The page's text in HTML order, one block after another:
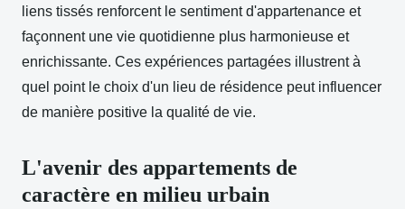
liens tissés renforcent le sentiment d'appartenance et
façonnent une vie quotidienne plus harmonieuse et
enrichissante. Ces expériences partagées illustrent à
quel point le choix d'un lieu de résidence peut influencer
de manière positive la qualité de vie.
L'avenir des appartements de
caractère en milieu urbain